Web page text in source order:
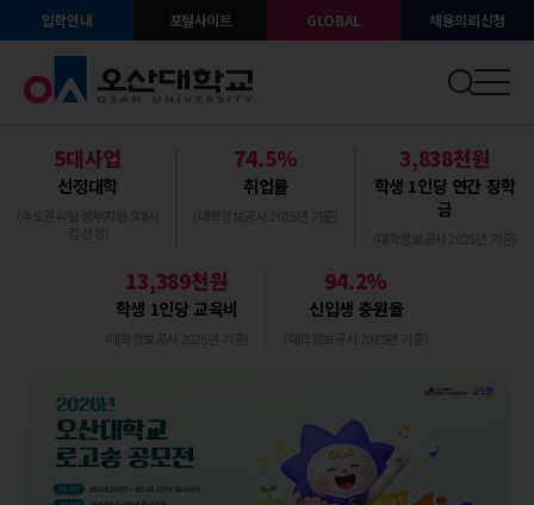
입학안내 포털사이트 GLOBAL 채용의뢰신청
5대사업
선정대학
74.5%
취업률
3,838천원
학생 1인당 연간 장학
금
13,389천원
학생 1인당 교육비
94.2%
신입생 충원율